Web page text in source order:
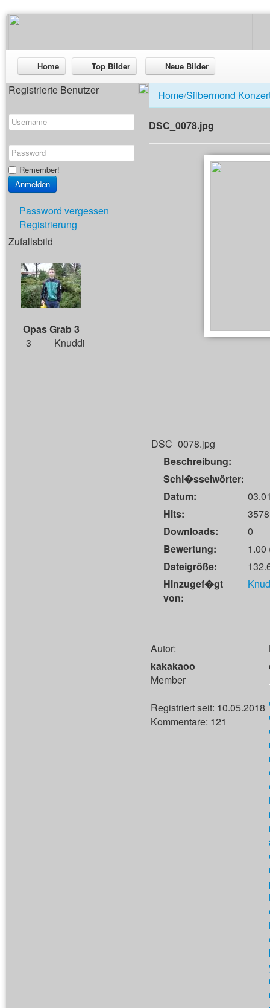
Home Top Bilder Neue Bilder
Registrierte Benutzer
Remember!
Password vergessen
Registrierung
Zufallsbild
Opas Grab 3
3
Knuddi
Home/Silbermond
DSC_0078.jpg
DSC_0078.jpg
Beschreibung:
Schl�sselwörter:
Datum:
Hits:
Downloads:
0
Bewertung:
1.00
Dateigröße:
Hinzugef�gt
von:
Autor:
kakakaoo
Member
Registriert seit: 10.05.2018
Kommentare: 121